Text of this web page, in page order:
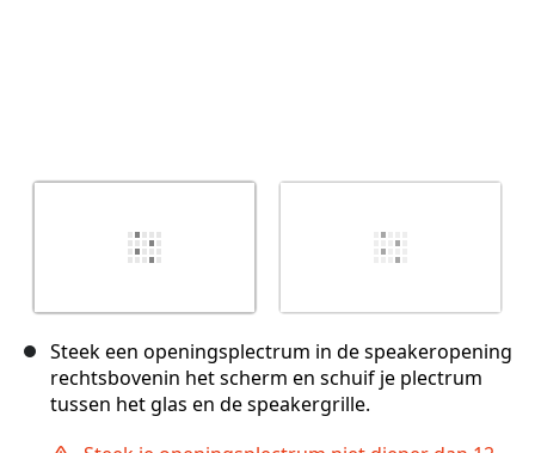
Steek een openingsplectrum in de speakeropening
rechtsbovenin het scherm en schuif je plectrum
tussen het glas en de speakergrille.